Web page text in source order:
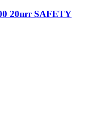
20шт SAFETY